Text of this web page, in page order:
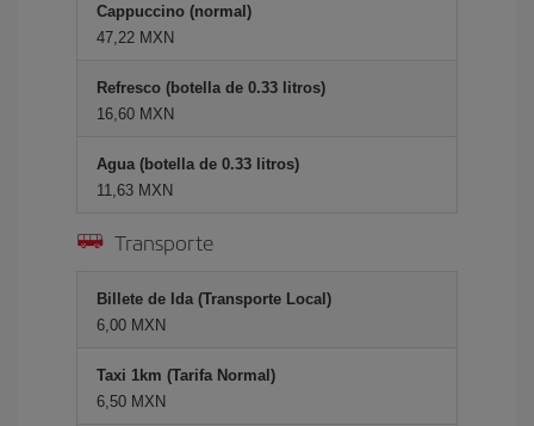
Cappuccino (normal)
47,22 MXN
Refresco (botella de 0.33 litros)
16,60 MXN
Agua (botella de 0.33 litros)
11,63 MXN
Transporte
Billete de Ida (Transporte Local)
6,00 MXN
Taxi 1km (Tarifa Normal)
6,50 MXN